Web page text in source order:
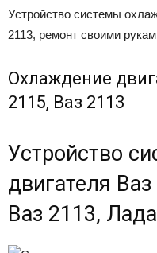
Устройство системы
2113, ремонт своими
Охлаждение
2115, Ваз 2113
Устройство
двигателя
Ваз 2113,